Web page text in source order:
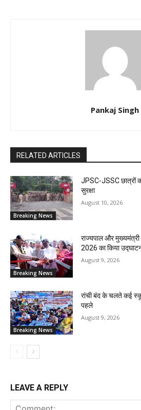
Pankaj Singh
RELATED ARTICLES
Breaking News
JPSC-JSSC छात्रों
सुरक्षा
August 10, 2026
Breaking News
राज्यपाल और
2026 का किया
August 9, 2026
Breaking News
रांची बंद के चलते कई
पहले
August 9, 2026
LEAVE A REPLY